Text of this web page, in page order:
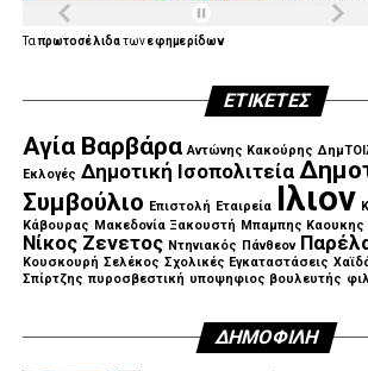
Ταπρωτοσέλιδατωνεφημερίδων
ΕΤΙΚΈΤΕΣ
Αγία Βαρβάρα Αντώνης Κακούρης
Εκλογές Δημοτική Ισοπολιτεία
Συμβούλιο Επιστολή Εταιρεία Ιλιον
Κάβουρας Μακεδονία Ξακουστή Μπαμπης Καουκης
Νίκος Ζενετος Ντηνιακός Πάνθεον
Κουσκουρή Σελέκος Σχολικές Εγκαταστάσεις
Σπίρτζης πυροσβεστική υποψηφιος βουλευτής
ΔΗΜΟΦΙΛΉ